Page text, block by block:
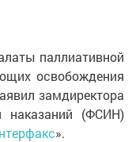
паллиативной
освобождения
замдиректора
наказаний (ФСИН)
».